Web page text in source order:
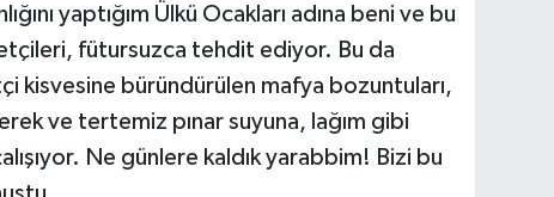
yaptığım Ülkü Ocakları adına beni ve bu
fütursuzca tehdit ediyor. Bu da
kisvesine büründürülen mafya bozuntuları,
ve tertemiz pınar suyuna, lağım gibi
Ne günlere kaldık yarabbim! Bizi bu